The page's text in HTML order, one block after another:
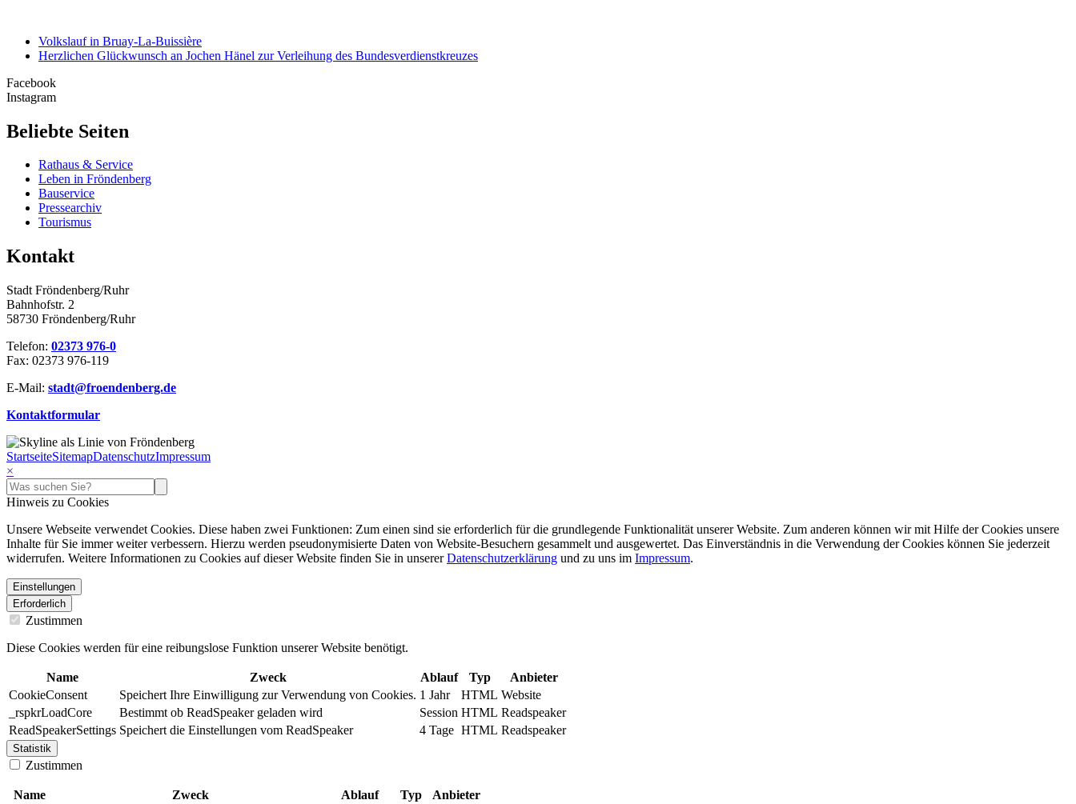
Volkslauf in Bruay-La-Buissière
Herzlichen Glückwunsch an Jochen Hänel zur Verleihung des Bundesverdienstkreuzes
Facebook
Instagram
Beliebte Seiten
Rathaus & Service
Leben in Fröndenberg
Bauservice
Pressearchiv
Tourismus
Kontakt
Stadt Fröndenberg/Ruhr
Bahnhofstr. 2
58730 Fröndenberg/Ruhr
Telefon: 02373 976-0
Fax: 02373 976-119
E-Mail: stadt@​froendenberg.de
Kontaktformular
StartseiteSitemapDatenschutzImpressum
×
Hinweis zu Cookies
Unsere Webseite verwendet Cookies. Diese haben zwei Funktionen: Zum einen sind sie erforderlich für die grundlegende Funktionalität unserer Website. Zum anderen können wir mit Hilfe der Cookies unsere
Inhalte für Sie immer weiter verbessern. Hierzu werden pseudonymisierte Daten von Website-Besuchern gesammelt und ausgewertet. Das Einverständnis in die Verwendung der Cookies können Sie jederzeit
widerrufen. Weitere Informationen zu Cookies auf dieser Website finden Sie in unsererDatenschutzerklärung und zu uns im Impressum.
Einstellungen
Erforderlich
Zustimmen
Diese Cookies werden für eine reibungslose Funktion unserer Website benötigt.
Name Zweck Ablauf Typ
Anbieter
CookieConsent
Speichert Ihre Einwilligung zur Verwendung von Cookies. 1 Jahr HTML Website
_rspkrLoadCore
Bestimmt ob ReadSpeaker geladen wird Session HTML Readspeaker
ReadSpeakerSettings Speichert die Einstellungen vom ReadSpeaker 4 Tage HTML Readspeaker
Statistik
Zustimmen
Name Zweck Ablauf Typ Anbieter